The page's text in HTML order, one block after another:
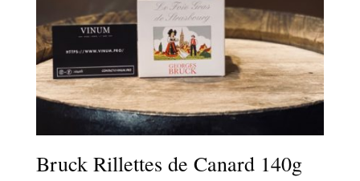
Bruck Rillettes de Canard 140g